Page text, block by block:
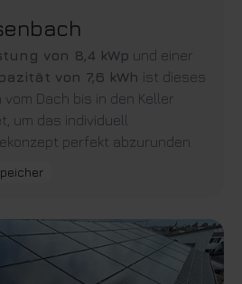
von 8,4 kWp und einer
von 7,6 kWh ist dieses
Dach bis in den Keller
um das individuell
perfekt abzurunden.